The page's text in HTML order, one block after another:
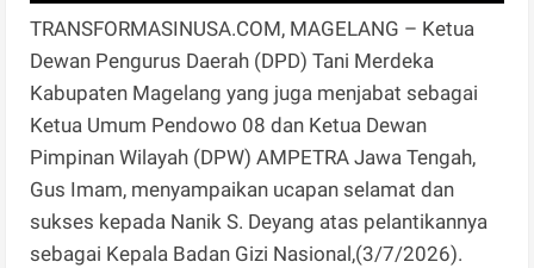
TRANSFORMASINUSA.COM, MAGELANG – Ketua
Dewan Pengurus Daerah (DPD) Tani Merdeka
Kabupaten Magelang yang juga menjabat sebagai
Ketua Umum Pendowo 08 dan Ketua Dewan
Pimpinan Wilayah (DPW) AMPETRA Jawa Tengah,
Gus Imam, menyampaikan ucapan selamat dan
sukses kepada Nanik S. Deyang atas pelantikannya
sebagai Kepala Badan Gizi Nasional,(3/7/2026).